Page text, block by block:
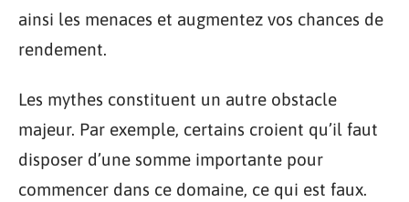
ainsi les menaces et augmentez vos chances de
rendement.
Les mythes constituent un autre obstacle
majeur. Par exemple, certains croient qu’il faut
disposer d’une somme importante pour
commencer dans ce domaine, ce qui est faux.